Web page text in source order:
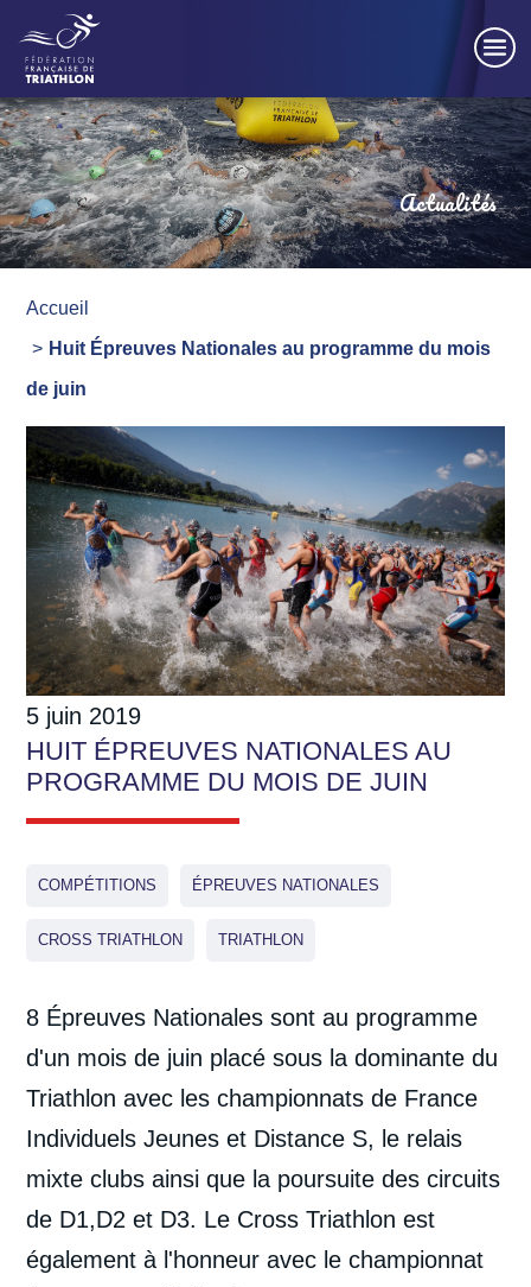
Actualités
Accueil
Huit Épreuves Nationales au programme du mois
de juin
5 juin 2019
HUIT ÉPREUVES NATIONALES AU
PROGRAMME DU MOIS DE JUIN
COMPÉTITIONS ÉPREUVES NATIONALES
CROSS TRIATHLON TRIATHLON
8 Épreuves Nationales sont au programme
d'un mois de juin placé sous la dominante du
Triathlon avec les championnats de France
Individuels Jeunes et Distance S, le relais
mixte clubs ainsi que la poursuite des circuits
de D1,D2 et D3. Le Cross Triathlon est
également à l'honneur avec le championnat
Panneau de gestion des cookies